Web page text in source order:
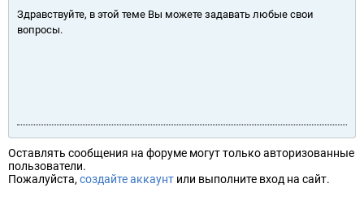
Здравствуйте, в этой теме Вы можете задавать любые свои
вопросы.
Оставлять сообщения на форуме могут только авторизованные
пользователи.
Пожалуйста, создайте аккаунт или выполните вход на сайт.